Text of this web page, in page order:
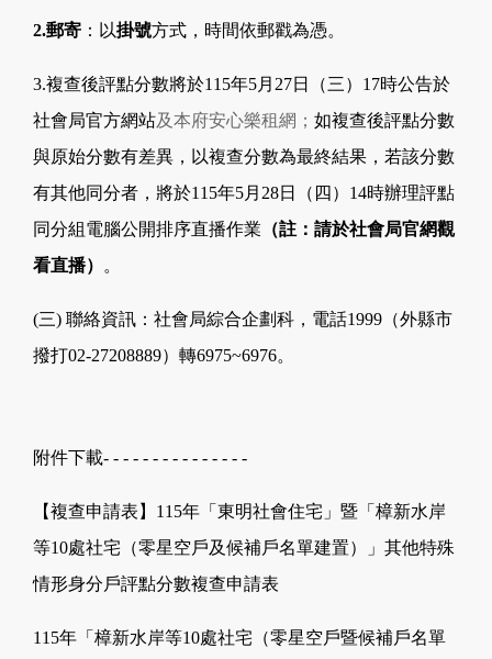
2.郵寄 ：以掛號方式，時間依郵戳為憑。
3.複查後評點分數將於115年5月27日（三）17時公告於
社會局官方網站及本府安心樂租網； 如複查後評點分數
與原始分數有差異，以複查分數為最終結果，若該分數
有其他同分者，將於115年5月28日（四）14時辦理評點
同分組電腦公開排序直播作業 （註：請於社會局官網觀
看直播）
。
(三) 聯絡資訊：社會局綜合企劃科，電話1999（外縣市
撥打02-27208889）轉6975~6976。
附件下載- - - - - - - - - - - - - - -
【複查申請表】115年「東明社會住宅」暨「樟新水岸
等10處社宅（零星空戶及候補戶名單建置）」其他特殊
情形身分戶評點分數複查申請表
115年「樟新水岸等10處社宅（零星空戶暨候補戶名單